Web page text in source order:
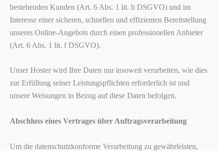
bestehenden Kunden (Art. 6 Abs. 1 lit. b DSGVO) und im
Interesse einer sicheren, schnellen und effizienten Bereitstellung
unseres Online-Angebots durch einen professionellen Anbieter
(Art. 6 Abs. 1 lit. f DSGVO).
Unser Hoster wird Ihre Daten nur insoweit verarbeiten, wie dies
zur Erfüllung seiner Leistungspflichten erforderlich ist und
unsere Weisungen in Bezug auf diese Daten befolgen.
Abschluss eines Vertrages über Auftragsverarbeitung
Um die datenschutzkonforme Verarbeitung zu gewährleisten,